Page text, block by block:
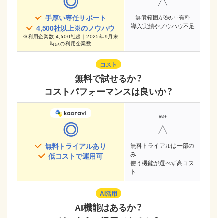
手厚い専任サポート
4,500社以上※のノウハウ
※利用企業数 4,500社超｜2025年9月末
時点の利用企業数
無償範囲が狭い・有料
導入実績やノウハウ不足
コスト
無料で試せるか？
コストパフォーマンスは良いか？
◎
無料トライアルあり
低コストで運用可
△
無料トライアルは一部の
み
使う機能が選べず高コス
ト
AI活用
AI機能はあるか？